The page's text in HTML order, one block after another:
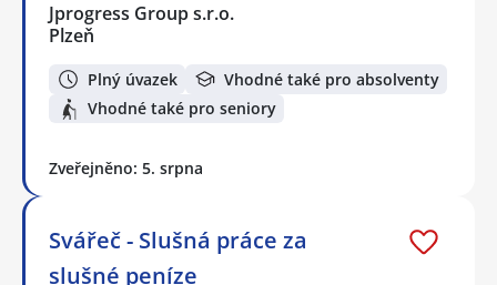
Jprogress Group s.r.o.
Plzeň
Plný úvazek
Vhodné také pro absolventy
Vhodné také pro seniory
Zveřejněno: 5. srpna
Svářeč - Slušná práce za
slušné peníze